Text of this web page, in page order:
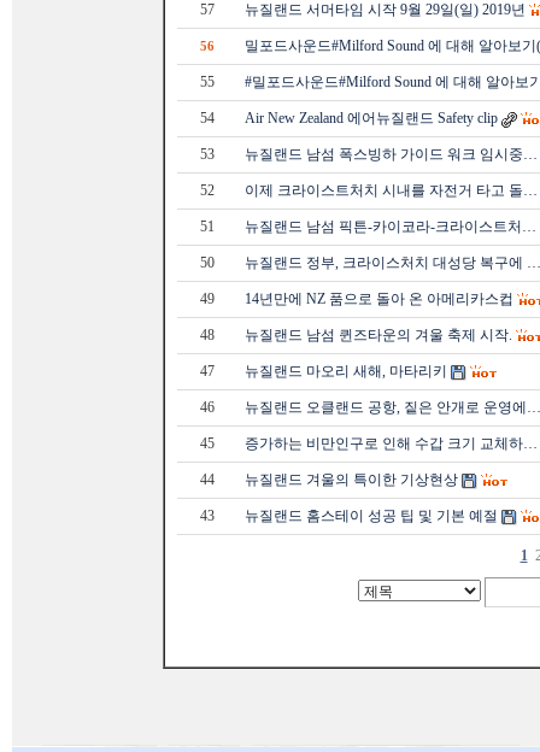
57 뉴질랜드 서머타임 시작 9월 29일(일) 2019년
56 밀포드사운드#Milford Sound 에 대해 알아보기
55 #밀포드사운드#Milford Sound 에 대해 알아보
54 Air New Zealand 에어뉴질랜드 Safety clip
53 뉴질랜드 남섬 폭스빙하 가이드 워크 임시중…
52 이제 크라이스트처치 시내를 자전거 타고 돌…
51 뉴질랜드 남섬 픽튼-카이코라-크라이스트처…
50 뉴질랜드 정부, 크라이스처치 대성당 복구에 …
49 14년만에 NZ 품으로 돌아 온 아메리카스컵
48 뉴질랜드 남섬 퀸즈타운의 겨울 축제 시작.
47 뉴질랜드 마오리 새해, 마타리키
46 뉴질랜드 오클랜드 공항, 짙은 안개로 운영에…
45 증가하는 비만인구로 인해 수갑 크기 교체하…
44 뉴질랜드 겨울의 특이한 기상현상
43 뉴질랜드 홈스테이 성공 팁 및 기본 예절
1